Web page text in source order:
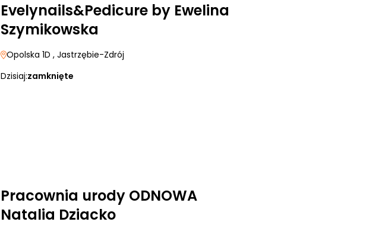
Evelynails&Pedicure by Ewelina
Szymikowska
Opolska 1D , Jastrzębie-Zdrój
Dzisiaj:zamknięte
Pracownia urody ODNOWA
Natalia Dziacko